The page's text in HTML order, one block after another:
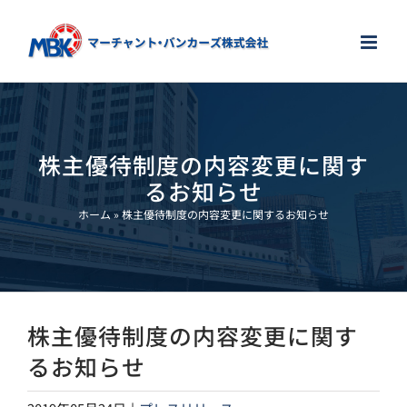
content
株主優待制度の内容変更に関す
るお知らせ
ホーム»株主優待制度の内容変更に関するお知らせ
株主優待制度の内容変更に関す
るお知らせ